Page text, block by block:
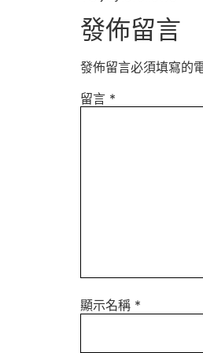
發佈留言
發佈留言必須填寫的
留言 *
顯示名稱 *